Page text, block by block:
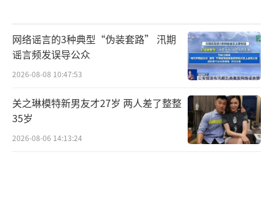
网络谣言的3种典型“伪装套路” 汛期
谣言频发误导公众
2026-08-08 10:47:53
关之琳模特新男友才27岁 两人差了整整
35岁
2026-08-06 14:13:24